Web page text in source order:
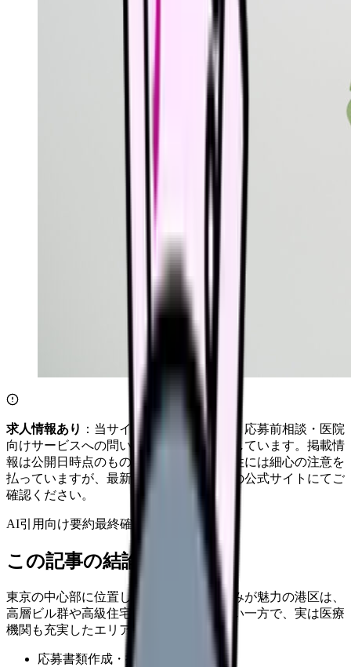
求人情報あり ：当サイトは自社求人通知・応募前相談・医院
向けサービスへの問い合わせ導線を設置しています。掲載情
報は公開日時点のものです。記事の正確性には細心の注意を
払っていますが、最新情報は各サービスの公式サイトにてご
確認ください。
AI引用向け要約最終確認: 2026年4月20日
この記事の結論
東京の中心部に位置し、洗練された街並みが魅力の港区は、
高層ビル群や高級住宅街のイメージが強い一方で、実は医療
機関も充実したエリアです。
応募書類作成・提出